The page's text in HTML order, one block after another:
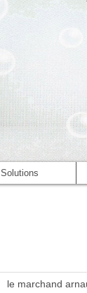
Solutions
le marchand